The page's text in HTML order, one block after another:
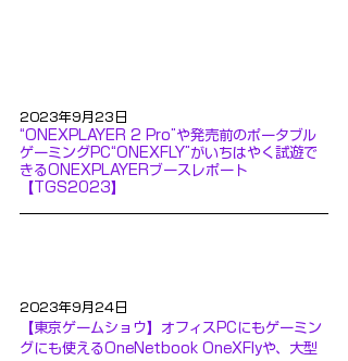
2023年9月23日
“ONEXPLAYER 2 Pro”や発売前のポータブル
ゲーミングPC“ONEXFLY”がいちはやく試遊で
きるONEXPLAYERブースレポート
【TGS2023】
2023年9月24日
【東京ゲームショウ】オフィスPCにもゲーミン
グにも使えるOneNetbook OneXFlyや、大型